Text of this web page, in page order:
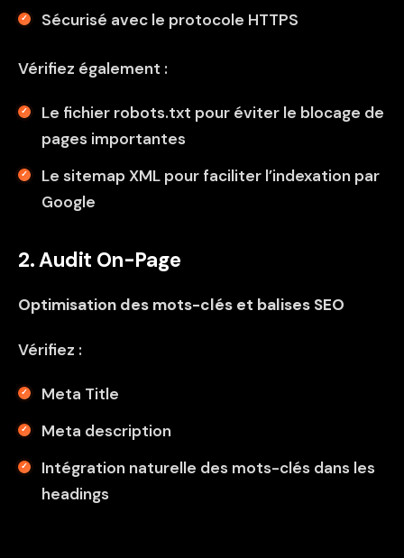
Sécurisé avec le protocole HTTPS
Vérifiez également :
Le fichier robots.txt pour éviter le blocage de
pages importantes
Le sitemap XML pour faciliter l’indexation par
Google
2. Audit On-Page
Optimisation des mots-clés et balises SEO
Vérifiez :
Meta Title
Meta description
Intégration naturelle des mots-clés dans les
headings